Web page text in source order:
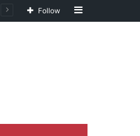
Sidebar
Follow